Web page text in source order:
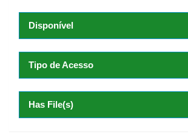
Disponível
Tipo de Acesso
Has File(s)